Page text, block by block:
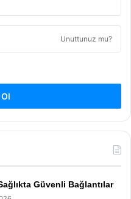
Unuttunuz mu?
Ol
Güvenli Bağlantılar